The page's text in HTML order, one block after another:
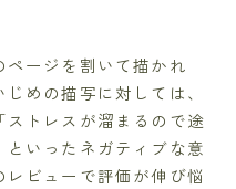
ージを割いて描かれ
めの描写に対しては、
ストレスが溜まるので途
いったネガティブな意
ビューで評価が伸び悩